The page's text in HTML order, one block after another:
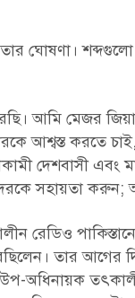
ঘোষণা।
আমি মেজর
আশ্বস্ত করতে
দেশবাসী এবং
সহায়তা করুন;
রেডিও
তার আগের
উপ-অধিনায়ক